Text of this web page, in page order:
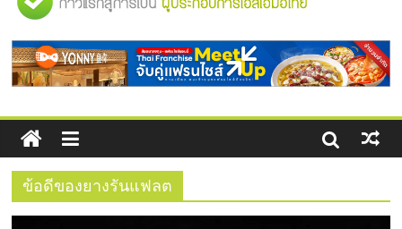
ปั้มฟอลติ๊กตอกที่เจ้าของธุรกิจควรรู้
เริ่มยังไงให้ผ่านฉลุย
รวม
ข้อมูล
ธุรกิจ
SME
ข้อดีของยางรันแฟลต